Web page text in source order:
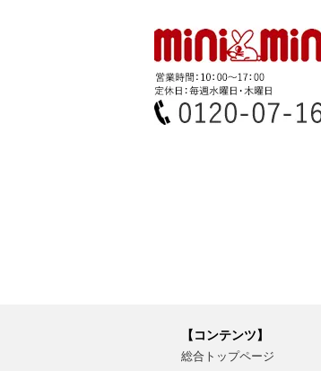
【コンテンツ】
総合トップページ